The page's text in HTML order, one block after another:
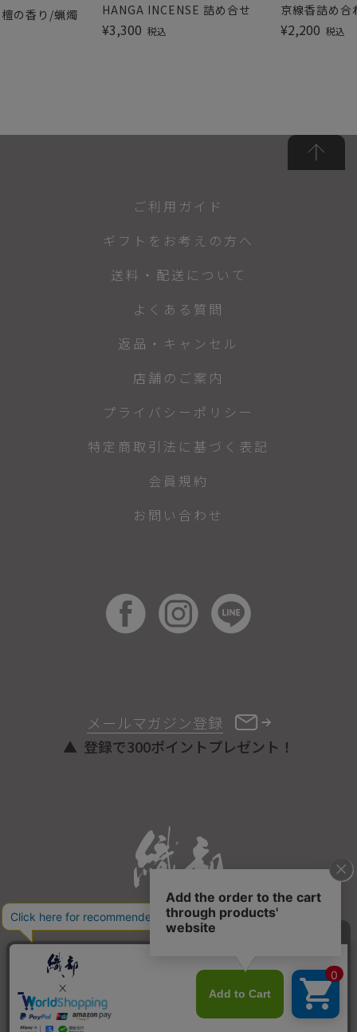
の香り/蝋燭 HANGA INCENSE 詰め合せ
¥3,300 税込
京線香詰め合
¥2,200 税込
ONLINE STORE
メールマガジン登録
登録で300ポイントプレゼント！
ご利用ガイド
ギフトをお考えの方へ
送料・配送について
よくある質問
返品・キャンセル
店舗のご案内
プライバシーポリシー
特定商取引法に基づく表記
会員規約
お問い合わせ
COPYRIGHT © ORIBE ALL RIGHTS RESERVED.